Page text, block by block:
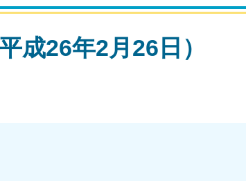
成26年2月26日）